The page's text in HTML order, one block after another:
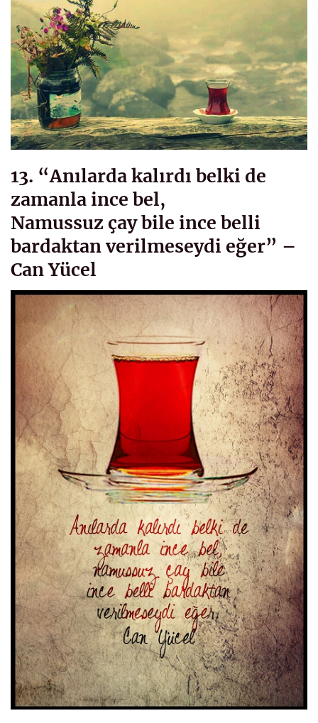
13. “Anılarda kalırdı belki de
zamanla ince bel,
Namussuz çay bile ince belli
bardaktan verilmeseydi eğer” –
Can Yücel